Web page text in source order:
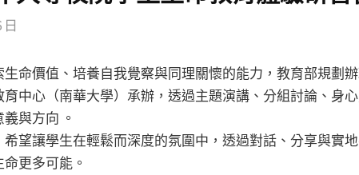
日
命價值、培養自我覺察與同理關懷的能力，教育部規劃
中心（南華大學）承辦，透過主題演講、分組討論、身
與方向 。
望讓學生在輕鬆而深度的氛圍中，透過對話、分享與實
更多可能。